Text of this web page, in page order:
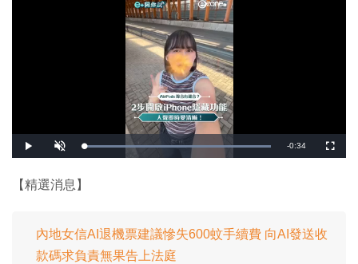
播
放
開
啟
載
入
0
%
剩
-0:34
全
螢
【精選消息】
內地女信AI退機票建議慘失600蚊手續費 向AI發送收
款碼求負責無果告上法庭